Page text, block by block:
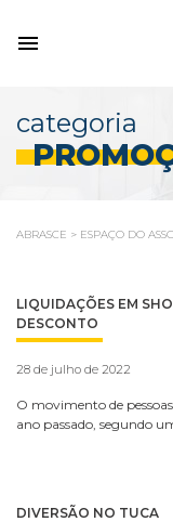
categoria
ABRASCE > ESPAÇO DO
LIQUIDAÇÕES EM
DESCONTO
28 de julho de 2022
O movimento de
ano passado, segundo
DIVERSÃO NO TUCA